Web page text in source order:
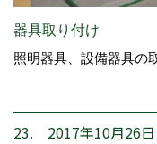
器具取り付け
照明器具、設備器具の
23. 2017年10月26日